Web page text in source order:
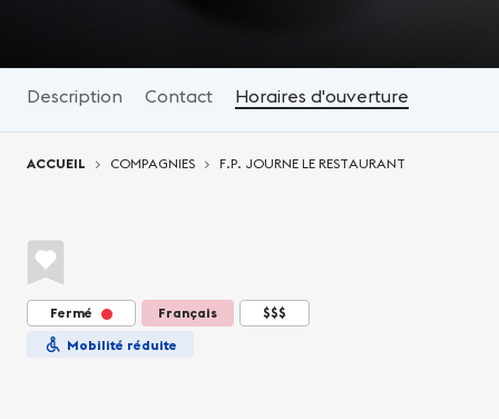
Description Contact Horaires d'ouverture
ACCUEIL COMPAGNIES F.P. JOURNE LE RESTAURANT
Fermé Français
$$$
Mobilité réduite